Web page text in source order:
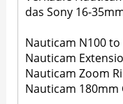
das Sony 16-
Nauticam N100
Nauticam
Nauticam Zoom
Nauticam 180mm